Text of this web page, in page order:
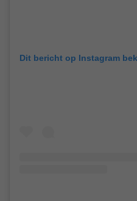
Dit bericht op Instagram